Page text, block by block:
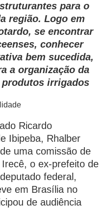
para o
região. Logo em
se encontrar
conhecer
bem sucedida,
a organização da
irrigados
Ricardo
Ibipeba, Rhalber
uma comissão de
o ex-prefeito de
federal,
em Brasília no
de audiência